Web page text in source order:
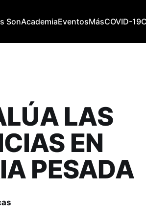
SonAcademiaEventosMásCOVID-19
LAS
EN
PESADA